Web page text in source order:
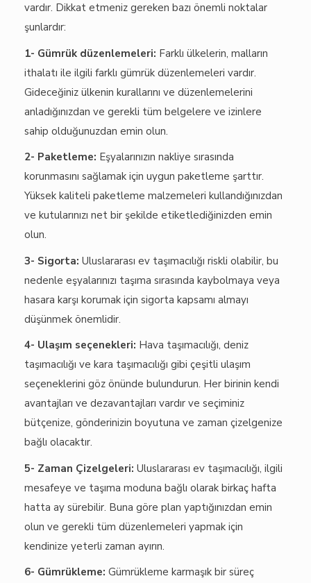
vardır. Dikkat etmeniz gereken bazı önemli noktalar
şunlardır:
1- Gümrük düzenlemeleri: Farklı ülkelerin, malların
ithalatı ile ilgili farklı gümrük düzenlemeleri vardır.
Gideceğiniz ülkenin kurallarını ve düzenlemelerini
anladığınızdan ve gerekli tüm belgelere ve izinlere
sahip olduğunuzdan emin olun.
2- Paketleme: Eşyalarınızın nakliye sırasında
korunmasını sağlamak için uygun paketleme şarttır.
Yüksek kaliteli paketleme malzemeleri kullandığınızdan
ve kutularınızı net bir şekilde etiketlediğinizden emin
olun.
3- Sigorta: Uluslararası ev taşımacılığı riskli olabilir, bu
nedenle eşyalarınızı taşıma sırasında kaybolmaya veya
hasara karşı korumak için sigorta kapsamı almayı
düşünmek önemlidir.
4- Ulaşım seçenekleri: Hava taşımacılığı, deniz
taşımacılığı ve kara taşımacılığı gibi çeşitli ulaşım
seçeneklerini göz önünde bulundurun. Her birinin kendi
avantajları ve dezavantajları vardır ve seçiminiz
bütçenize, gönderinizin boyutuna ve zaman çizelgenize
bağlı olacaktır.
5- Zaman Çizelgeleri: Uluslararası ev taşımacılığı, ilgili
mesafeye ve taşıma moduna bağlı olarak birkaç hafta
hatta ay sürebilir. Buna göre plan yaptığınızdan emin
olun ve gerekli tüm düzenlemeleri yapmak için
kendinize yeterli zaman ayırın.
6- Gümrükleme: Gümrükleme karmaşık bir süreç